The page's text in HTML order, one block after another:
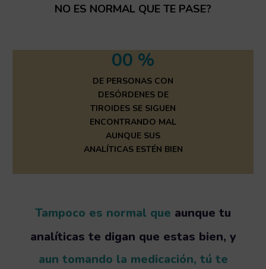
NO ES NORMAL QUE TE PASE?
00 %
DE PERSONAS CON
DESÓRDENES DE
TIROIDES SE SIGUEN
ENCONTRANDO MAL
AUNQUE SUS
ANALÍTICAS ESTÉN BIEN
Tampoco es normal que aunque tu
analíticas te digan que estas bien, y
aun tomando la medicación, tú te